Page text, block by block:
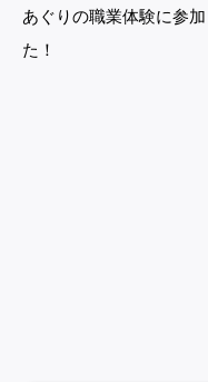
あぐりの職業体験に参
た！